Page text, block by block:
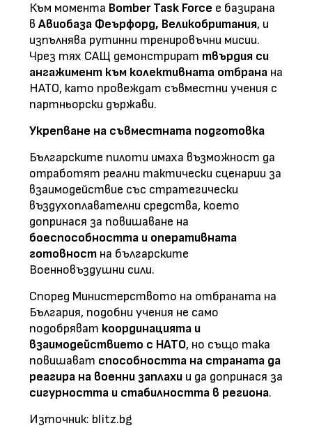
Към момента Bomber Task Force е базирана
в Авиобаза Феърфорд, Великобритания, и
изпълнява рутинни тренировъчни мисии.
Чрез тях САЩ демонстрират твърдия си
ангажимент към колективната отбрана на
НАТО, като провеждат съвместни учения с
партньорски държави.
Укрепване на съвместната подготовка
Българските пилоти имаха възможност да
отработят реални тактически сценарии за
взаимодействие със стратегически
въздухоплавателни средства, което
допринася за повишаване на
боеспособността и оперативната
готовност на българските
Военновъздушни сили.
Според Министерството на отбраната на
България, подобни учения не само
подобряват координацията и
взаимодействието с НАТО, но също така
повишават способността на страната да
реагира на военни заплахи и да допринася за
сигурността и стабилността в региона.
Източник: blitz.bg